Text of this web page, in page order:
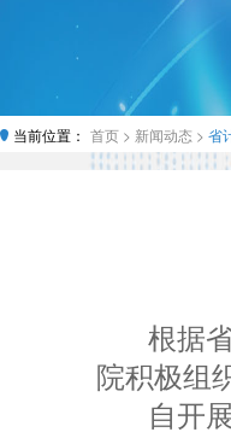
当前位置： 首页 > 新闻动态 > 省
根据
院积极组
自开